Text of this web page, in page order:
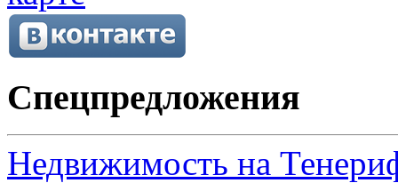
Спецпредложения
Недвижимость на